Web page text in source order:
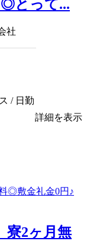
◎とって...
社
/ 日勤
詳細を表示
寮2ヶ月無